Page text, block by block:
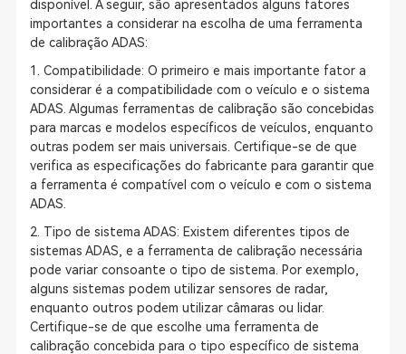
disponível. A seguir, são apresentados alguns fatores
importantes a considerar na escolha de uma ferramenta
de calibração ADAS:
1. Compatibilidade: O primeiro e mais importante fator a
considerar é a compatibilidade com o veículo e o sistema
ADAS. Algumas ferramentas de calibração são concebidas
para marcas e modelos específicos de veículos, enquanto
outras podem ser mais universais. Certifique-se de que
verifica as especificações do fabricante para garantir que
a ferramenta é compatível com o veículo e com o sistema
ADAS.
2. Tipo de sistema ADAS: Existem diferentes tipos de
sistemas ADAS, e a ferramenta de calibração necessária
pode variar consoante o tipo de sistema. Por exemplo,
alguns sistemas podem utilizar sensores de radar,
enquanto outros podem utilizar câmaras ou lidar.
Certifique-se de que escolhe uma ferramenta de
calibração concebida para o tipo específico de sistema